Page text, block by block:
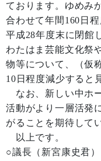
ております。ゆめみ
合わせて年間160日
平成28年度末に閉館
わたはま芸能文化祭
物等について、（仮
10日程度減少すると
なお、新しい中ホ
活動がより一層活発
がることを期待して
以上です。
○議長（新宮康史君